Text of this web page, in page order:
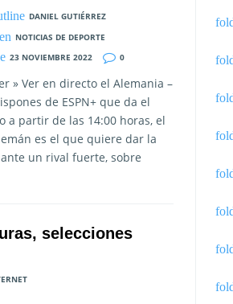
DANIEL GUTIÉRREZ
NOTICIAS DE DEPORTE
23 NOVIEMBRE 2022
0
» Ver en directo el Alemania –
de ESPN+ que da el
a partir de las 14:00 horas, el
es el que quiere dar la
un rival fuerte, sobre
selecciones